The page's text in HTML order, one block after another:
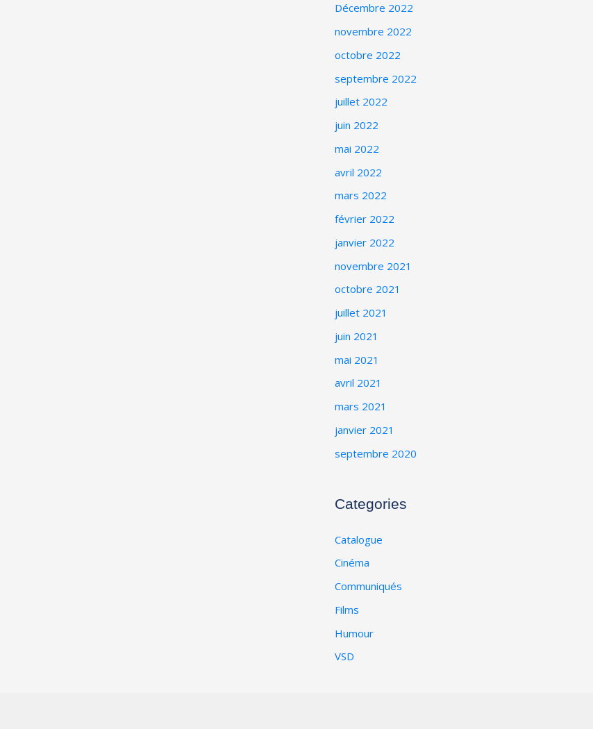
Décembre 2022
novembre 2022
octobre 2022
septembre 2022
juillet 2022
juin 2022
mai 2022
avril 2022
mars 2022
février 2022
janvier 2022
novembre 2021
octobre 2021
juillet 2021
juin 2021
mai 2021
avril 2021
mars 2021
janvier 2021
septembre 2020
Categories
Catalogue
Cinéma
Communiqués
Films
Humour
VSD